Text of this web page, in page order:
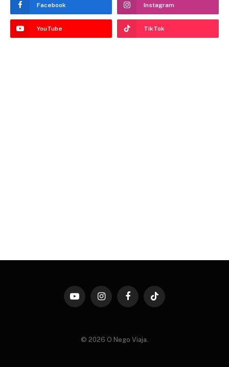
Facebook Instagram
YouTube TikTok
YouTubeInstagramFacebookTikTok
© 2026 O Nego Viaja.